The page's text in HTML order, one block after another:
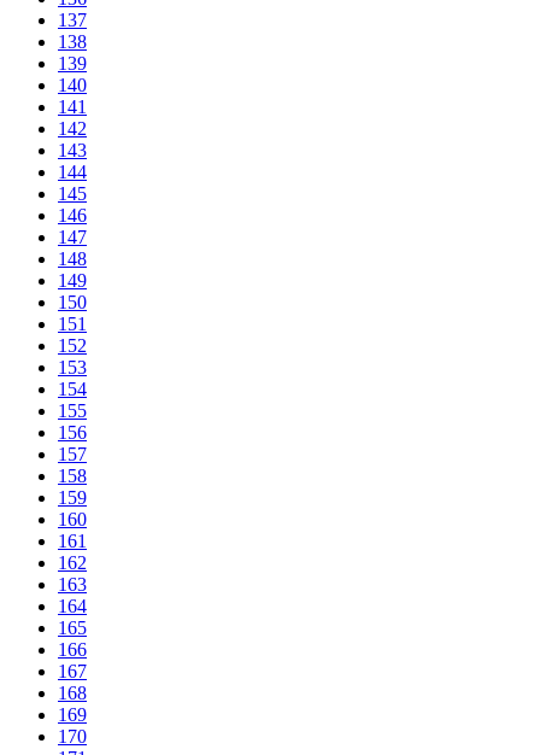
137
138
139
140
141
142
143
144
145
146
147
148
149
150
151
152
153
154
155
156
157
158
159
160
161
162
163
164
165
166
167
168
169
170